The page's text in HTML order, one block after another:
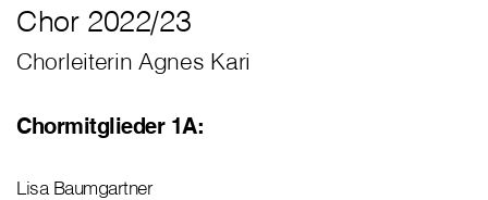
Chor 2022/23
Chorleiterin Agnes Kari
Chormitglieder 1A:
Lisa Baumgartner